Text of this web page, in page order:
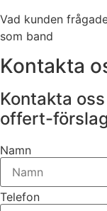
Vad kunden
som band
Kontakta
Kontakta
offert-
Namn
Telefon